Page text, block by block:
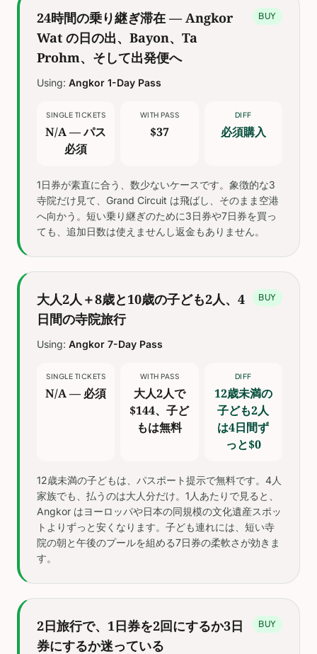
24時間の乗り継ぎ滞在 — Angkor
Wat の日の出、Bayon、Ta
Prohm、そして出発便へ
BUY
Using: Angkor 1-Day Pass
SINGLE TICKETS
N/A — パス
必須
WITH PASS
$37
DIFF
必須購入
1日券が素直に合う、数少ないケースです。象徴的な3
寺院だけ見て、Grand Circuit は飛ばし、そのまま空港
へ向かう。短い乗り継ぎのために3日券や7日券を買っ
ても、追加日数は使えませんし返金もありません。
大人2人＋8歳と10歳の子ども2人、4
日間の寺院旅行
BUY
Using: Angkor 7-Day Pass
SINGLE TICKETS
N/A — 必須
WITH PASS
大人2人で
$144、子ど
もは無料
DIFF
12歳未満の
子ども2人
は4日間ず
っと$0
12歳未満の子どもは、パスポート提示で無料です。4人
家族でも、払うのは大人分だけ。1人あたりで見ると、
Angkor はヨーロッパや日本の同規模の文化遺産スポッ
トよりずっと安くなります。子ども連れには、短い寺
院の朝と午後のプールを組める7日券の柔軟さが効きま
す。
2日旅行で、1日券を2回にするか3日
券にするか迷っている
BUY